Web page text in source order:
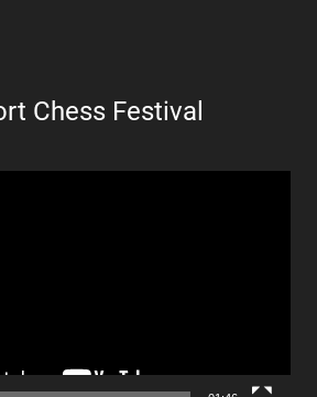
Chess Festival